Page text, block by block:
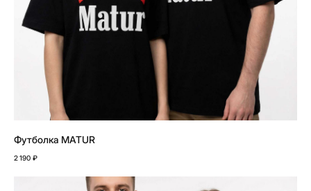
Футболка MATUR
2 190 ₽